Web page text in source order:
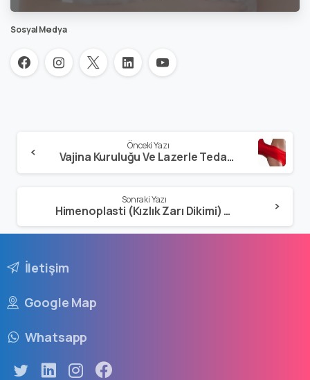
Sosyal Medya
Önceki Yazı
Vajina Kuruluğu Ve Lazerle Tedavisi
Sonraki Yazı
Himenoplasti (Kızlık Zarı Dikimi) Nedir?
İletişim
Google Map
Whatsapp